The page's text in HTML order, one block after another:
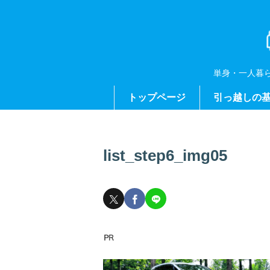
単身・一人暮
トップページ 引っ越しの
list_step6_img05